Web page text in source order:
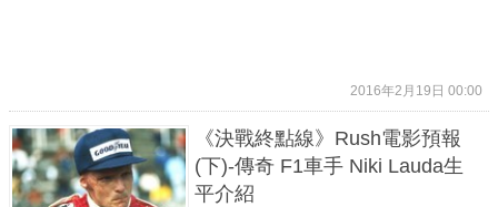
2016年2月19日 00:00
《決戰終點線》Rush電影預報
(下)-傳奇 F1車手 Niki Lauda生
平介紹